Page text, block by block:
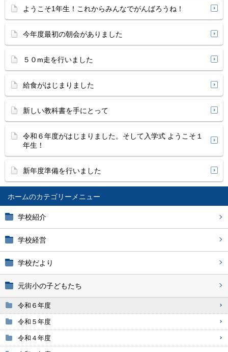
ホーム
学校紹介
学校経営
学校だより
元街小の子どもたち
令和６年度
令和５年度
令和４年度
ようこそ1年生！これからみんなでがんばろうね！
今年度最初の朝会がありました
５０m走を行いました
給食がはじまりました
新しい教科書を手にとって
令和６年度がはじまりました。そして入学式 ようこそ１
年生！
新年度準備を行いました